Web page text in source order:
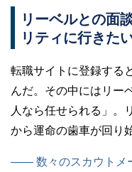
リーベルとの面
リティに行きたい
転職サイトに登録する
んだ。その中にはリー
人なら任せられる」。
から運命の歯車が回り
—— 数々のスカウトメ